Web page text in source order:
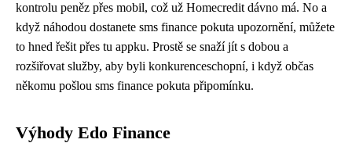
kontrolu peněz přes mobil, což už Homecredit dávno má. No a
když náhodou dostanete sms finance pokuta upozornění, můžete
to hned řešit přes tu appku. Prostě se snaží jít s dobou a
rozšiřovat služby, aby byli konkurenceschopní, i když občas
někomu pošlou sms finance pokuta připomínku.
Výhody Edo Finance